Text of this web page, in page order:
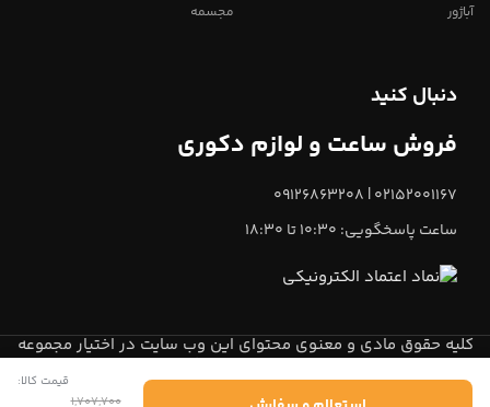
قیمت کالا:
1,707,700
آباژور
مجسمه
دنبال کنید
فروش ساعت و لوازم دکوری
02152001167 | 09126863208
ساعت پاسخگویی: 10:30 تا 18:30
کلیه حقوق مادی و معنوی محتوای این وب سایت در اختیار مجموعه
میعاد تایممی باشد.